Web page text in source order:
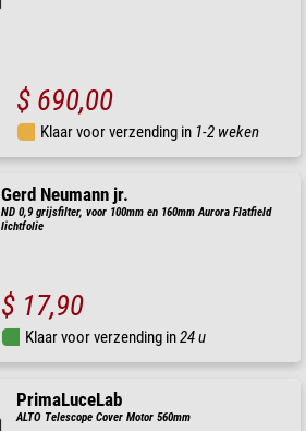
$ 690,00
Klaar voor verzending in 1-2 weken
Gerd Neumann jr.
ND 0,9 grijsfilter, voor 100mm en 160mm Aurora Flatfield
lichtfolie
$ 17,90
Klaar voor verzending in24 u
PrimaLuceLab
ALTO Telescope Cover Motor 560mm